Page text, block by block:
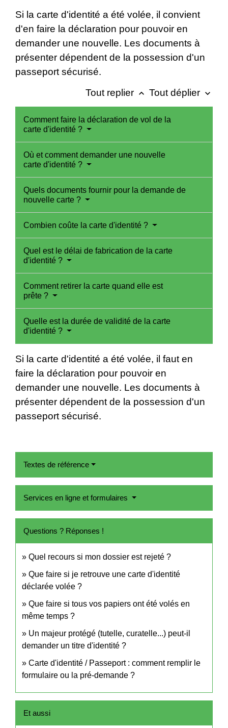
Si la carte d'identité a été volée, il convient
d'en faire la déclaration pour pouvoir en
demander une nouvelle. Les documents à
présenter dépendent de la possession d'un
passeport sécurisé.
Tout replier keyboard_arrow_up Tout déplier keyboard_arrow_down
Comment faire la déclaration de vol de la
carte d'identité ?
Où et comment demander une nouvelle
carte d'identité ?
Quels documents fournir pour la demande de
nouvelle carte ?
Combien coûte la carte d'identité ?
Quel est le délai de fabrication de la carte
d'identité ?
Comment retirer la carte quand elle est
prête ?
Quelle est la durée de validité de la carte
d'identité ?
Si la carte d'identité a été volée, il faut en
faire la déclaration pour pouvoir en
demander une nouvelle. Les documents à
présenter dépendent de la possession d'un
passeport sécurisé.
Textes de référence
Services en ligne et formulaires
Questions ? Réponses !
Quel recours si mon dossier est rejeté ?
Que faire si je retrouve une carte d'identité
déclarée volée ?
Que faire si tous vos papiers ont été volés en
même temps ?
Un majeur protégé (tutelle, curatelle...) peut-il
demander un titre d'identité ?
Carte d'identité / Passeport : comment remplir le
formulaire ou la pré-demande ?
Et aussi